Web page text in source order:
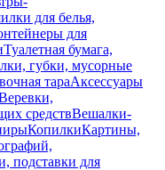
для белья,
для
Туалетная бумага,
губки, мусорные
тараАксессуары
средствВешалки-
КопилкиКартины,
подставки для